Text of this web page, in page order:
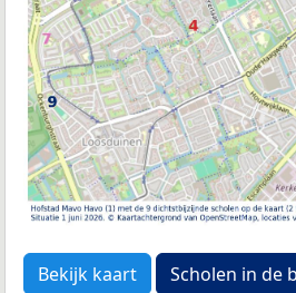
Bekijk kaart Scholen in de